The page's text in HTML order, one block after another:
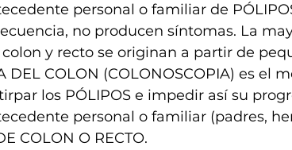
personal o familiar de
no producen síntomas. La
y recto se originan a partir de
DEL COLON (COLONOSCOPIA) es el
los PÓLIPOS e impedir así su
personal o familiar (padres,
COLON O RECTO.